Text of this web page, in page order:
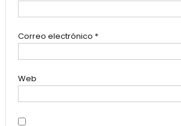
Correo electrónico *
Web